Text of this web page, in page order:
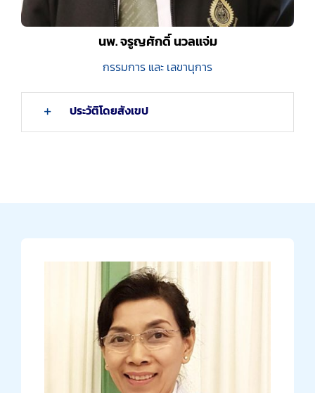
นพ. จรูญศักดิ์ นวลแจ่ม
กรรมการ และ เลขานุการ
ประวัติโดยสังเขป